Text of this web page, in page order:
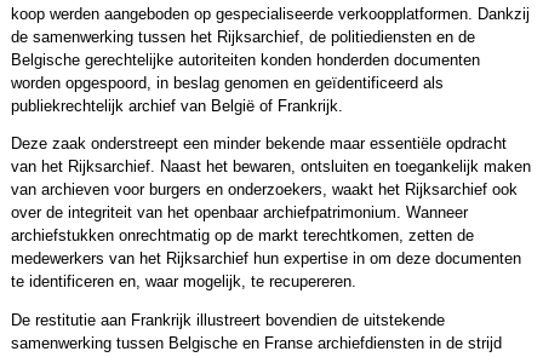
koop werden aangeboden op gespecialiseerde verkoopplatformen. Dankzij
de samenwerking tussen het Rijksarchief, de politiediensten en de
Belgische gerechtelijke autoriteiten konden honderden documenten
worden opgespoord, in beslag genomen en geïdentificeerd als
publiekrechtelijk archief van België of Frankrijk.
Deze zaak onderstreept een minder bekende maar essentiële opdracht
van het Rijksarchief. Naast het bewaren, ontsluiten en toegankelijk maken
van archieven voor burgers en onderzoekers, waakt het Rijksarchief ook
over de integriteit van het openbaar archiefpatrimonium. Wanneer
archiefstukken onrechtmatig op de markt terechtkomen, zetten de
medewerkers van het Rijksarchief hun expertise in om deze documenten
te identificeren en, waar mogelijk, te recupereren.
De restitutie aan Frankrijk illustreert bovendien de uitstekende
samenwerking tussen Belgische en Franse archiefdiensten in de strijd